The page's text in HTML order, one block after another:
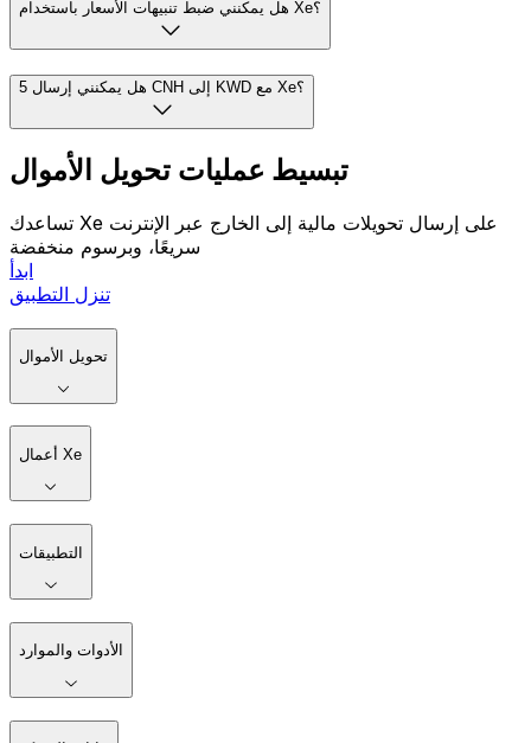
هل يمكنني ضبط تنبيهات الأسعار باستخدام Xe؟
هل يمكنني إرسال 5 CNH إلى KWD مع Xe؟
تبسيط عمليات تحويل الأموال
تساعدك Xe على إرسال تحويلات مالية إلى الخارج عبر الإنترنت
سريعًا، وبرسوم منخفضة
ابدأ
تنزل التطبيق
تحويل الأموال
أعمال Xe
التطبيقات
الأدوات والموارد